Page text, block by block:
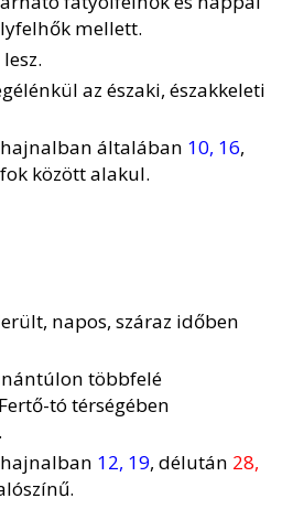
mellett.
az északi, északkeleti
általában 10, 16,
fok között alakul.
napos, száraz időben
többfelé
tó térségében
12, 19, délután 28,